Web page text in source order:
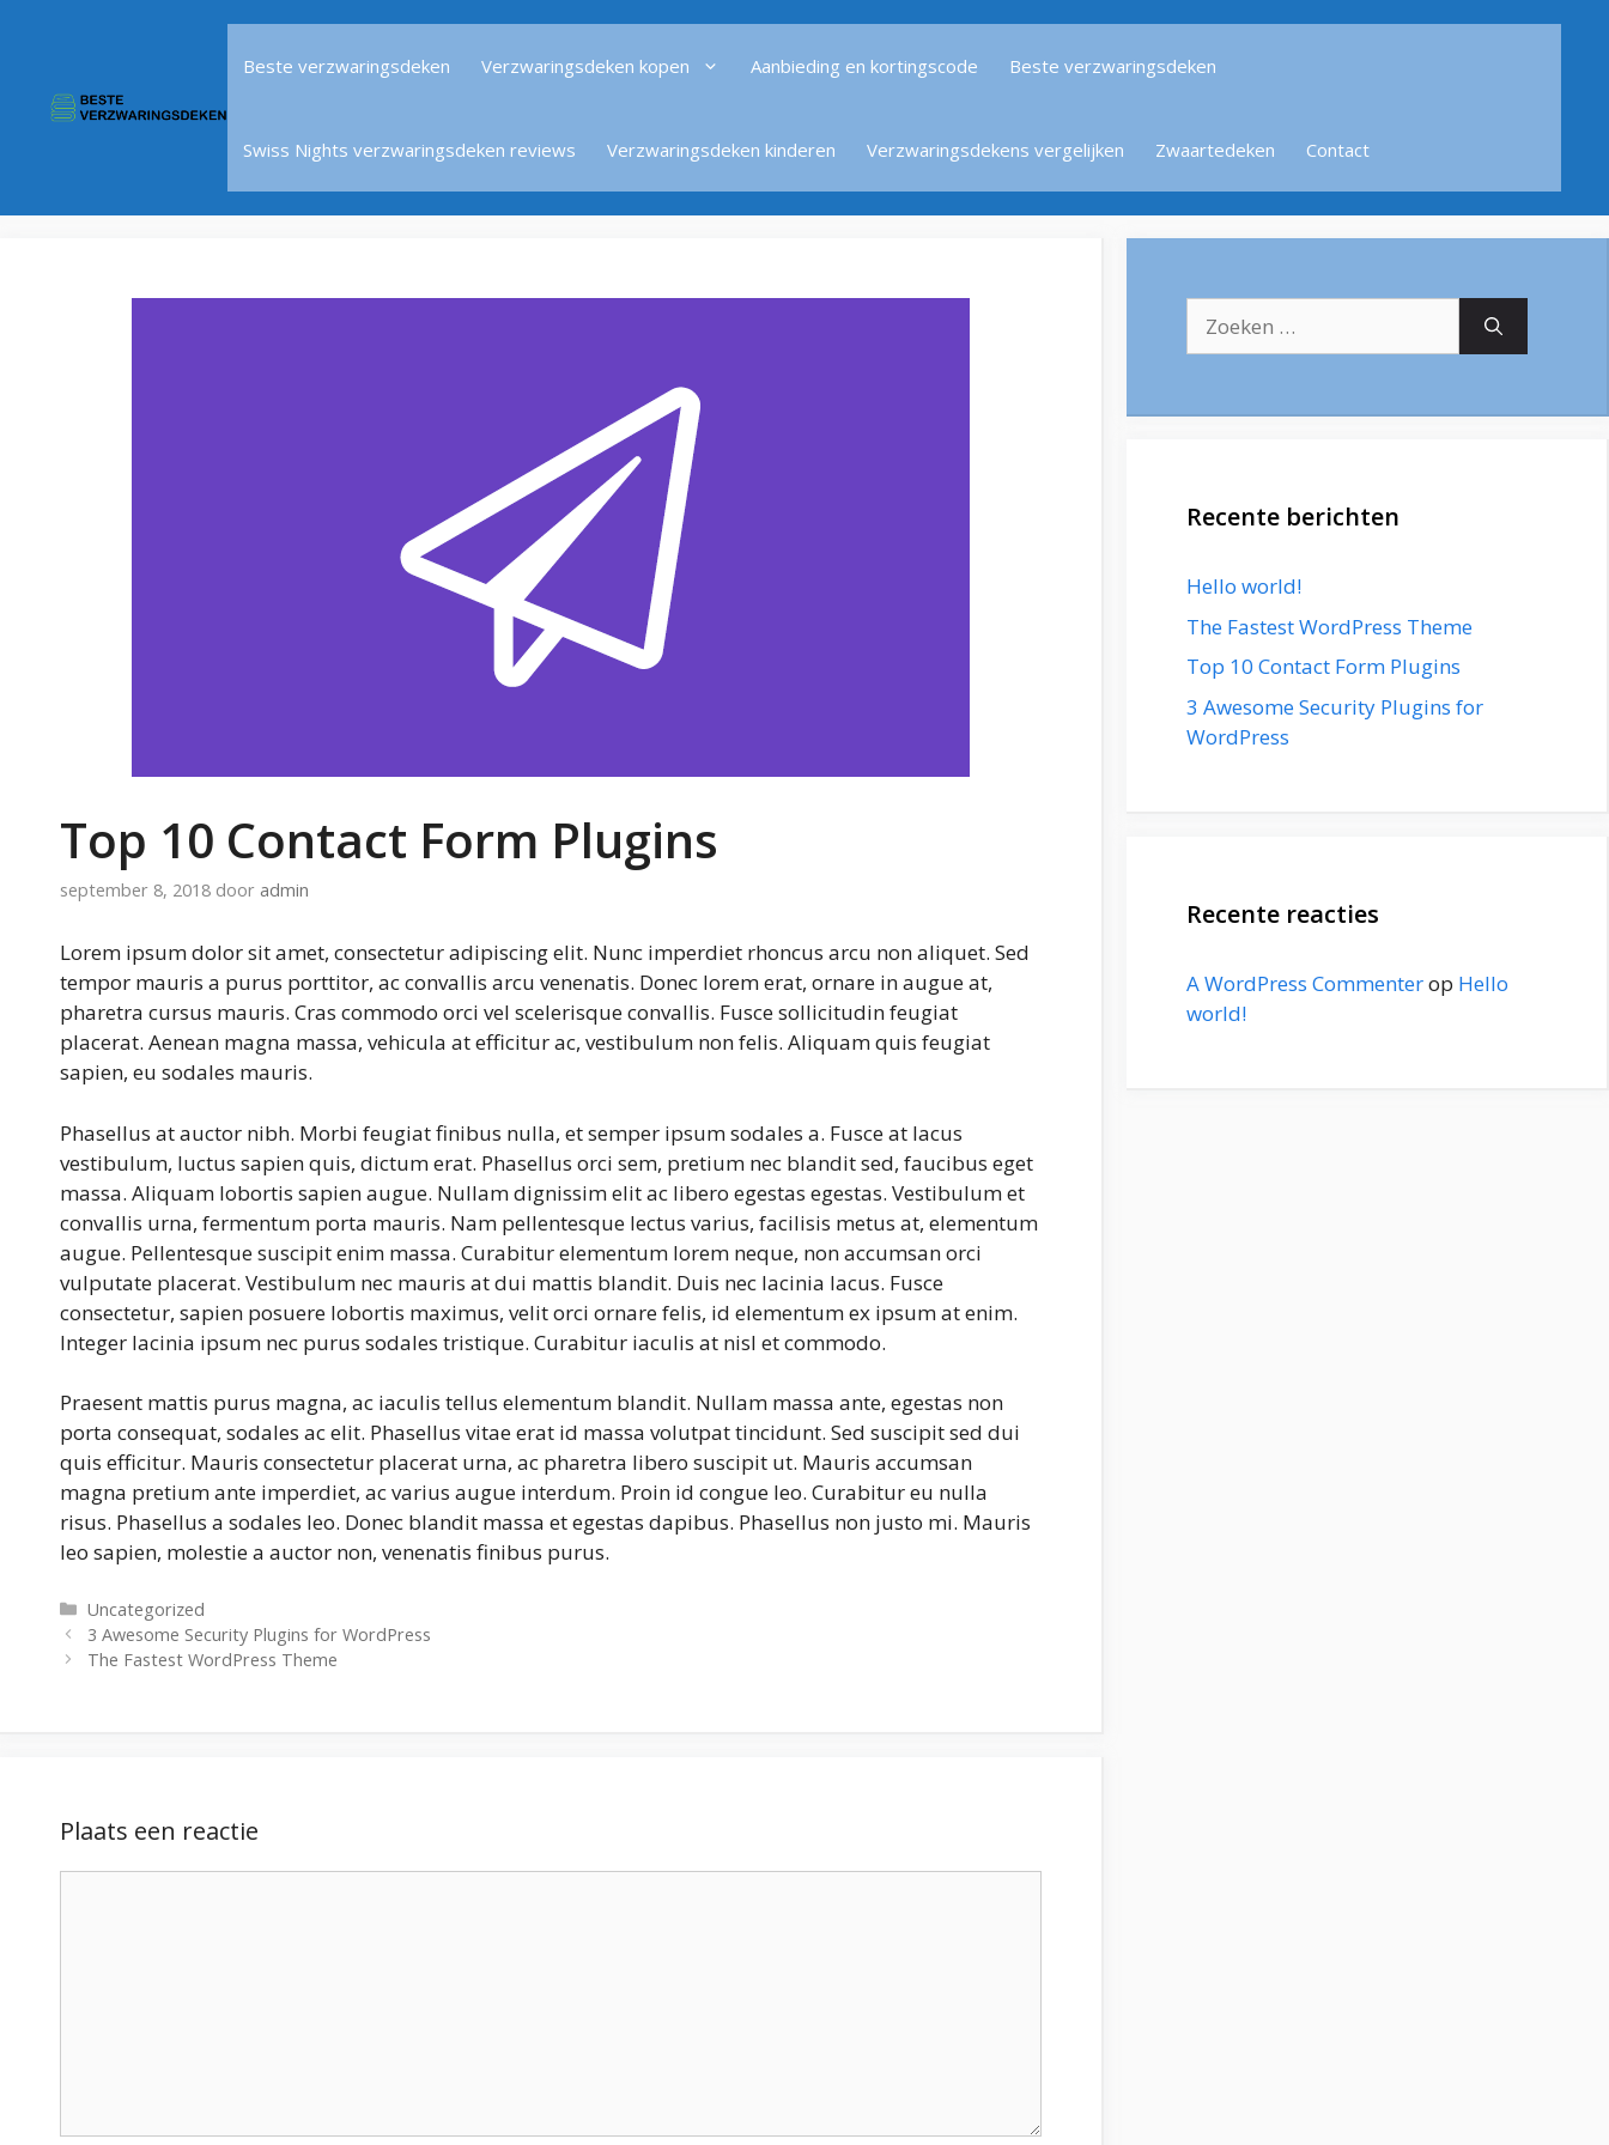
inhoud
Beste verzwaringsdeken Verzwaringsdeken kopen Aanbieding en kortingscode Beste verzwaringsdeken
Swiss Nights verzwaringsdeken reviews Verzwaringsdeken kinderen Verzwaringsdekens vergelijken Zwaartedeken Contact
Top 10 Contact Form Plugins
september 8, 2018 door admin
Lorem ipsum dolor sit amet, consectetur adipiscing elit. Nunc imperdiet rhoncus arcu non aliquet. Sed
tempor mauris a purus porttitor, ac convallis arcu venenatis. Donec lorem erat, ornare in augue at,
pharetra cursus mauris. Cras commodo orci vel scelerisque convallis. Fusce sollicitudin feugiat
placerat. Aenean magna massa, vehicula at efficitur ac, vestibulum non felis. Aliquam quis feugiat
sapien, eu sodales mauris.
Phasellus at auctor nibh. Morbi feugiat finibus nulla, et semper ipsum sodales a. Fusce at lacus
vestibulum, luctus sapien quis, dictum erat. Phasellus orci sem, pretium nec blandit sed, faucibus eget
massa. Aliquam lobortis sapien augue. Nullam dignissim elit ac libero egestas egestas. Vestibulum et
convallis urna, fermentum porta mauris. Nam pellentesque lectus varius, facilisis metus at, elementum
augue. Pellentesque suscipit enim massa. Curabitur elementum lorem neque, non accumsan orci
vulputate placerat. Vestibulum nec mauris at dui mattis blandit. Duis nec lacinia lacus. Fusce
consectetur, sapien posuere lobortis maximus, velit orci ornare felis, id elementum ex ipsum at enim.
Integer lacinia ipsum nec purus sodales tristique. Curabitur iaculis at nisl et commodo.
Praesent mattis purus magna, ac iaculis tellus elementum blandit. Nullam massa ante, egestas non
porta consequat, sodales ac elit. Phasellus vitae erat id massa volutpat tincidunt. Sed suscipit sed dui
quis efficitur. Mauris consectetur placerat urna, ac pharetra libero suscipit ut. Mauris accumsan
magna pretium ante imperdiet, ac varius augue interdum. Proin id congue leo. Curabitur eu nulla
risus. Phasellus a sodales leo. Donec blandit massa et egestas dapibus. Phasellus non justo mi. Mauris
leo sapien, molestie a auctor non, venenatis finibus purus.
Categorieën
Uncategorized
3 Awesome Security Plugins for WordPress
The Fastest WordPress Theme
Plaats een reactie
naar:
Recente berichten
Hello world!
The Fastest WordPress Theme
Top 10 Contact Form Plugins
3 Awesome Security Plugins for
WordPress
Recente reacties
A WordPress Commenterop Hello
world!